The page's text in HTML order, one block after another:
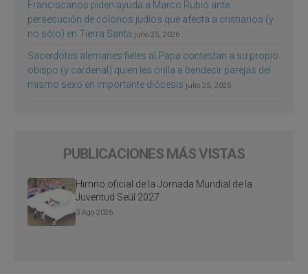
Franciscanos piden ayuda a Marco Rubio ante
persecución de colonos judíos que afecta a cristianos (y
no sólo) en Tierra Santa julio 25, 2026
Sacerdotes alemanes fieles al Papa contestan a su propio
obispo (y cardenal) quien les orilla a bendecir parejas del
mismo sexo en importante diócesis julio 25, 2026
PUBLICACIONES MÁS VISTAS
Himno oficial de la Jornada Mundial de la
Juventud Seúl 2027
3 Ago 2026